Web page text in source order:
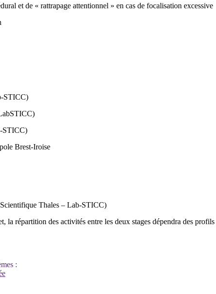
et de « rattrapage attentionnel » en cas de focalisation excessive
STICC)
STICC)
Brest-Iroise
Thales – Lab-STICC)
la répartition des activités entre les deux stages dépendra des
: